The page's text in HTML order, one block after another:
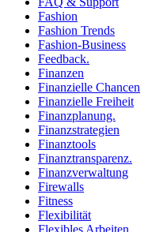
Fashion
Fashion Trends
Fashion-Business
Feedback.
Finanzen
Finanzielle Chancen
Finanzielle Freiheit
Finanzplanung.
Finanzstrategien
Finanztools
Finanztransparenz.
Finanzverwaltung
Firewalls
Fitness
Flexibilität